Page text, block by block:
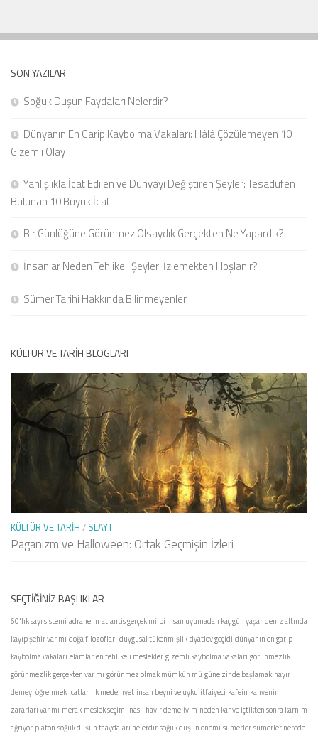
SON YAZILAR
Soğuk Duşun Faydaları Nelerdir?
Dünyanın En Garip Kaybolma Vakaları: Hâlâ Çözülemeyen 10
Gizemli Olay
Yanlışlıkla İcat Edilen ve Dünyayı Değiştiren Şeyler: Tesadüfen
Bulunan 10 Büyük İcat
Bir Günlüğüne Görünmez Olsaydık Gerçekten Ne Yapardık?
İnsanlar Neden Tehlikeli Şeyleri İzlemekten Hoşlanır?
Sümer Tarihi Hakkında Bilinmeyenler
KÜLTÜR VE TARIH BLOGLARI
KÜLTÜR VE TARIH / SLAYT
Paganizm ve Halloween: Ortak Geçmişin İzleri
SEÇTIĞINIZ BAŞLIKLAR
60'lık sayı sistemi adranelin atlantis gerçek mi bi insan uyumadan kaç gün yaşardeniz altında
kayıp şehir var mı doğa filozofları duygusal tükenmişlikdyatlov geçidi dünyanın en garip
kaybolma vakaları elamlaren tehlikeli mesleklergizemli kaybolma vakaları görünmezlik
görünmezlik gerçekten var mı görünmez olmak mümkün mü güne zinde başlamak hayır
demeyi öğrenmek icatlar ilk medenıyet insan beyni ve uyku itfaiyeci kafein kahvenin
zararları var mı merak meslek seçimi nasıl hayır demeliyim neden kahve içtikten sonra karnım
ağrıyor platon soğuk duşun faaydaları nelerdirsoğuk duşun önemi sümerlersümerler nerede